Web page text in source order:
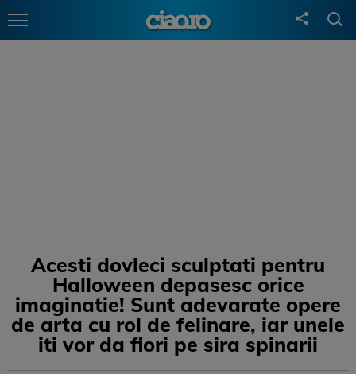
Acesti dovleci sculptati pentru
Halloween depasesc orice
imaginatie! Sunt adevarate opere
de arta cu rol de felinare, iar unele
iti vor da fiori pe sira spinarii